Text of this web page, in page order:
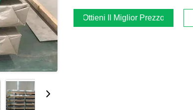
Ottieni Il Miglior Prezzo